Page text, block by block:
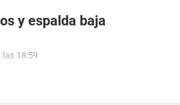
y espalda baja
las 18:59